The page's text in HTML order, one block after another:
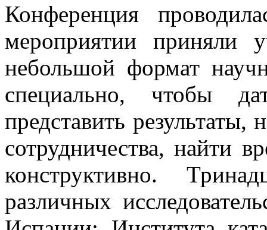
Конференция
мероприятии приняли
небольшой формат
специально, чтобы
представить
сотрудничества, найти
конструктивно.
различных